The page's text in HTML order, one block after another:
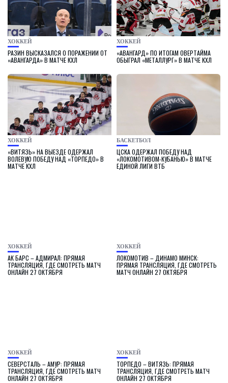
ХОККЕЙ
РАЗИН ВЫСКАЗАЛСЯ О ПОРАЖЕНИИ ОТ
«АВАНГАРДА» В МАТЧЕ КХЛ
ХОККЕЙ
«АВАНГАРД» ПО ИТОГАМ ОВЕРТАЙМА
ОБЫГРАЛ «МЕТАЛЛУРГ» В МАТЧЕ КХЛ
ХОККЕЙ
«ВИТЯЗЬ» НА ВЫЕЗДЕ ОДЕРЖАЛ
ВОЛЕВУЮ ПОБЕДУ НАД «ТОРПЕДО» В
МАТЧЕ КХЛ
БАСКЕТБОЛ
ЦСКА ОДЕРЖАЛ ПОБЕДУ НАД
«ЛОКОМОТИВОМ-КУБАНЬЮ» В МАТЧЕ
ЕДИНОЙ ЛИГИ ВТБ
ХОККЕЙ
АК БАРС – АДМИРАЛ: ПРЯМАЯ
ТРАНСЛЯЦИЯ, ГДЕ СМОТРЕТЬ МАТЧ
ОНЛАЙН 27 ОКТЯБРЯ
ХОККЕЙ
ЛОКОМОТИВ – ДИНАМО МИНСК:
ПРЯМАЯ ТРАНСЛЯЦИЯ, ГДЕ СМОТРЕТЬ
МАТЧ ОНЛАЙН 27 ОКТЯБРЯ
ХОККЕЙ
СЕВЕРСТАЛЬ – АМУР: ПРЯМАЯ
ТРАНСЛЯЦИЯ, ГДЕ СМОТРЕТЬ МАТЧ
ОНЛАЙН 27 ОКТЯБРЯ
ХОККЕЙ
ТОРПЕДО – ВИТЯЗЬ: ПРЯМАЯ
ТРАНСЛЯЦИЯ, ГДЕ СМОТРЕТЬ МАТЧ
ОНЛАЙН 27 ОКТЯБРЯ